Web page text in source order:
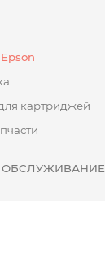
картриджей
ОБСЛУЖИВАНИЕ